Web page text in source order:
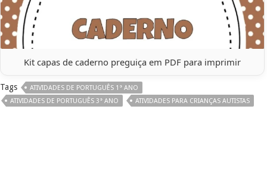
Kit capas de caderno preguiça em PDF para imprimir
Tags
ATIVIDADES DE PORTUGUÊS 1° ANO
ATIVIDADES DE PORTUGUÊS 3° ANO
ATIVIDADES PARA CRIANÇAS AUTISTAS